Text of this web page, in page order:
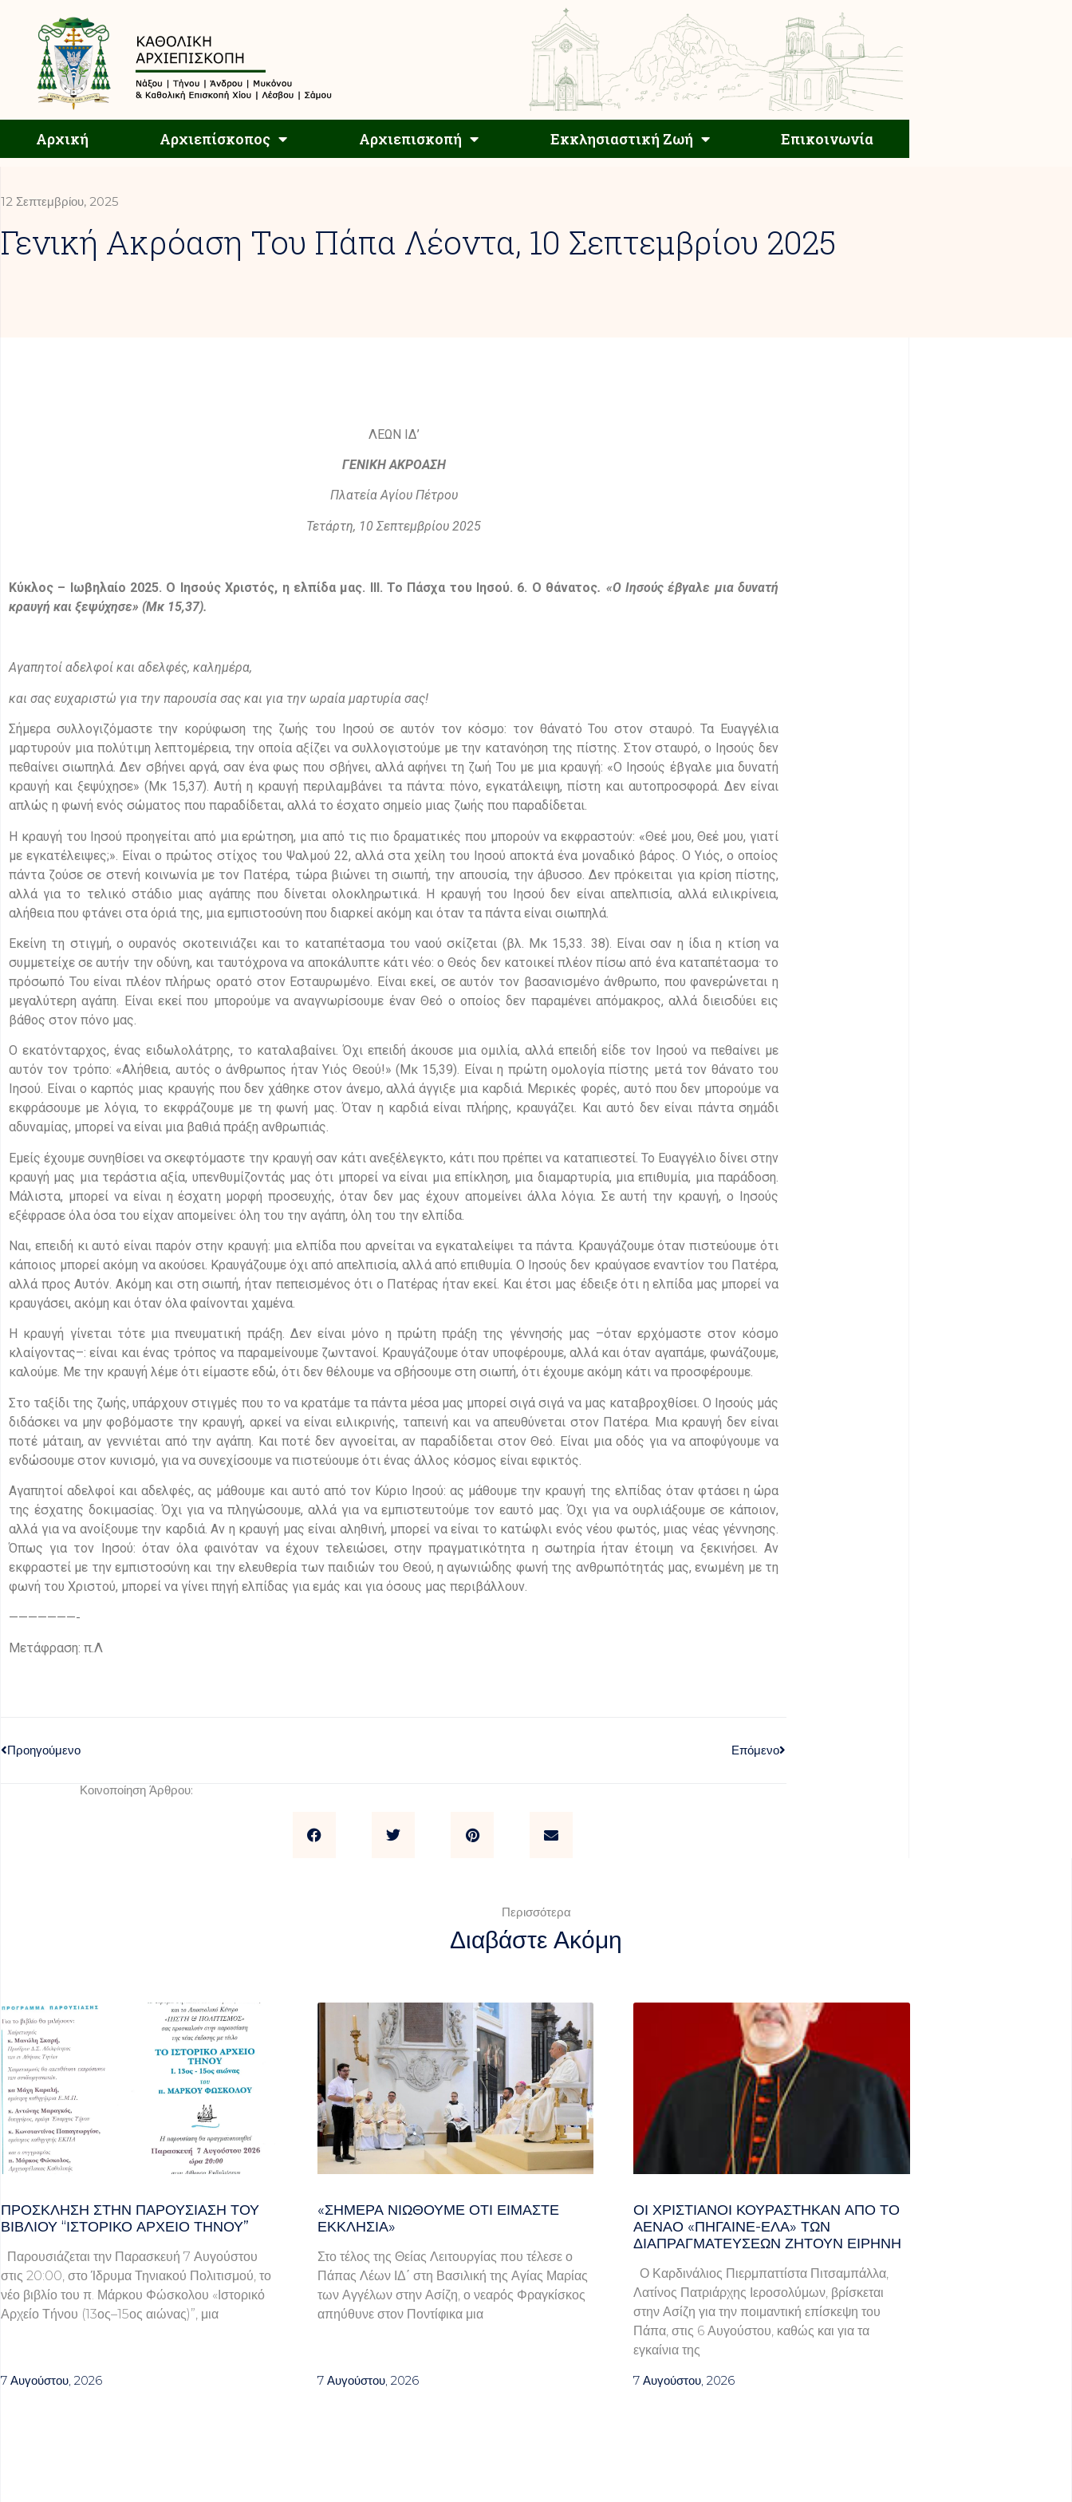
Αρχική Αρχιεπίσκοπος Αρχιεπισκοπή Εκκλησιαστική Ζωή Επικοινωνία
Αρχιεπισκοπή Εκκλησιαστική Ζωή Επικοινωνία
12 Σεπτεμβρίου, 2025
Γενική Ακρόαση Του Πάπα Λέοντα, 10 Σεπτεμβρίου 2025
ΛΕΩΝ ΙΔ’
ΓΕΝΙΚΗ ΑΚΡΟΑΣΗ
Πλατεία Αγίου Πέτρου
Τετάρτη, 10 Σεπτεμβρίου 2025
Κύκλος – Ιωβηλαίο 2025. Ο Ιησούς Χριστός, η ελπίδα μας. IΙΙ. Το Πάσχα του Ιησού. 6. Ο θάνατος. «Ο Ιησούς έβγαλε μια δυνατή
κραυγή και ξεψύχησε» (Μκ 15,37).
Αγαπητοί αδελφοί και αδελφές, καλημέρα,
και σας ευχαριστώ για την παρουσία σας και για την ωραία μαρτυρία σας!
Σήμερα συλλογιζόμαστε την κορύφωση της ζωής του Ιησού σε αυτόν τον κόσμο: τον θάνατό Του στον σταυρό. Τα Ευαγγέλια
μαρτυρούν μια πολύτιμη λεπτομέρεια, την οποία αξίζει να συλλογιστούμε με την κατανόηση της πίστης. Στον σταυρό, ο Ιησούς δεν
πεθαίνει σιωπηλά. Δεν σβήνει αργά, σαν ένα φως που σβήνει, αλλά αφήνει τη ζωή Του με μια κραυγή: «Ο Ιησούς έβγαλε μια δυνατή
κραυγή και ξεψύχησε» (Μκ 15,37). Αυτή η κραυγή περιλαμβάνει τα πάντα: πόνο, εγκατάλειψη, πίστη και αυτοπροσφορά. Δεν είναι
απλώς η φωνή ενός σώματος που παραδίδεται, αλλά το έσχατο σημείο μιας ζωής που παραδίδεται.
Η κραυγή του Ιησού προηγείται από μια ερώτηση, μια από τις πιο δραματικές που μπορούν να εκφραστούν: «Θεέ μου, Θεέ μου, γιατί
με εγκατέλειψες;». Είναι ο πρώτος στίχος του Ψαλμού 22, αλλά στα χείλη του Ιησού αποκτά ένα μοναδικό βάρος. Ο Υιός, ο οποίος
πάντα ζούσε σε στενή κοινωνία με τον Πατέρα, τώρα βιώνει τη σιωπή, την απουσία, την άβυσσο. Δεν πρόκειται για κρίση πίστης,
αλλά για το τελικό στάδιο μιας αγάπης που δίνεται ολοκληρωτικά. Η κραυγή του Ιησού δεν είναι απελπισία, αλλά ειλικρίνεια,
αλήθεια που φτάνει στα όριά της, μια εμπιστοσύνη που διαρκεί ακόμη και όταν τα πάντα είναι σιωπηλά.
Εκείνη τη στιγμή, ο ουρανός σκοτεινιάζει και το καταπέτασμα του ναού σκίζεται (βλ. Μκ 15,33. 38). Είναι σαν η ίδια η κτίση να
συμμετείχε σε αυτήν την οδύνη, και ταυτόχρονα να αποκάλυπτε κάτι νέο: ο Θεός δεν κατοικεί πλέον πίσω από ένα καταπέτασμα· το
πρόσωπό Του είναι πλέον πλήρως ορατό στον Εσταυρωμένο. Είναι εκεί, σε αυτόν τον βασανισμένο άνθρωπο, που φανερώνεται η
μεγαλύτερη αγάπη. Είναι εκεί που μπορούμε να αναγνωρίσουμε έναν Θεό ο οποίος δεν παραμένει απόμακρος, αλλά διεισδύει εις
βάθος στον πόνο μας.
Ο εκατόνταρχος, ένας ειδωλολάτρης, το καταλαβαίνει. Όχι επειδή άκουσε μια ομιλία, αλλά επειδή είδε τον Ιησού να πεθαίνει με
αυτόν τον τρόπο: «Αλήθεια, αυτός ο άνθρωπος ήταν Υιός Θεού!» (Μκ 15,39). Είναι η πρώτη ομολογία πίστης μετά τον θάνατο του
Ιησού. Είναι ο καρπός μιας κραυγής που δεν χάθηκε στον άνεμο, αλλά άγγιξε μια καρδιά. Μερικές φορές, αυτό που δεν μπορούμε να
εκφράσουμε με λόγια, το εκφράζουμε με τη φωνή μας. Όταν η καρδιά είναι πλήρης, κραυγάζει. Και αυτό δεν είναι πάντα σημάδι
αδυναμίας, μπορεί να είναι μια βαθιά πράξη ανθρωπιάς.
Εμείς έχουμε συνηθίσει να σκεφτόμαστε την κραυγή σαν κάτι ανεξέλεγκτο, κάτι που πρέπει να καταπιεστεί. Το Ευαγγέλιο δίνει στην
κραυγή μας μια τεράστια αξία, υπενθυμίζοντάς μας ότι μπορεί να είναι μια επίκληση, μια διαμαρτυρία, μια επιθυμία, μια παράδοση.
Μάλιστα, μπορεί να είναι η έσχατη μορφή προσευχής, όταν δεν μας έχουν απομείνει άλλα λόγια. Σε αυτή την κραυγή, ο Ιησούς
εξέφρασε όλα όσα του είχαν απομείνει: όλη του την αγάπη, όλη του την ελπίδα.
Ναι, επειδή κι αυτό είναι παρόν στην κραυγή: μια ελπίδα που αρνείται να εγκαταλείψει τα πάντα. Κραυγάζουμε όταν πιστεύουμε ότι
κάποιος μπορεί ακόμη να ακούσει. Κραυγάζουμε όχι από απελπισία, αλλά από επιθυμία. Ο Ιησούς δεν κραύγασε εναντίον του Πατέρα,
αλλά προς Αυτόν. Ακόμη και στη σιωπή, ήταν πεπεισμένος ότι ο Πατέρας ήταν εκεί. Και έτσι μας έδειξε ότι η ελπίδα μας μπορεί να
κραυγάσει, ακόμη και όταν όλα φαίνονται χαμένα.
Η κραυγή γίνεται τότε μια πνευματική πράξη. Δεν είναι μόνο η πρώτη πράξη της γέννησής μας –όταν ερχόμαστε στον κόσμο
κλαίγοντας–: είναι και ένας τρόπος να παραμείνουμε ζωντανοί. Κραυγάζουμε όταν υποφέρουμε, αλλά και όταν αγαπάμε, φωνάζουμε,
καλούμε. Με την κραυγή λέμε ότι είμαστε εδώ, ότι δεν θέλουμε να σβήσουμε στη σιωπή, ότι έχουμε ακόμη κάτι να προσφέρουμε.
Στο ταξίδι της ζωής, υπάρχουν στιγμές που το να κρατάμε τα πάντα μέσα μας μπορεί σιγά σιγά να μας καταβροχθίσει. Ο Ιησούς μάς
διδάσκει να μην φοβόμαστε την κραυγή, αρκεί να είναι ειλικρινής, ταπεινή και να απευθύνεται στον Πατέρα. Μια κραυγή δεν είναι
ποτέ μάταιη, αν γεννιέται από την αγάπη. Και ποτέ δεν αγνοείται, αν παραδίδεται στον Θεό. Είναι μια οδός για να αποφύγουμε να
ενδώσουμε στον κυνισμό, για να συνεχίσουμε να πιστεύουμε ότι ένας άλλος κόσμος είναι εφικτός.
Αγαπητοί αδελφοί και αδελφές, ας μάθουμε και αυτό από τον Κύριο Ιησού: ας μάθουμε την κραυγή της ελπίδας όταν φτάσει η ώρα
της έσχατης δοκιμασίας. Όχι για να πληγώσουμε, αλλά για να εμπιστευτούμε τον εαυτό μας. Όχι για να ουρλιάξουμε σε κάποιον,
αλλά για να ανοίξουμε την καρδιά. Αν η κραυγή μας είναι αληθινή, μπορεί να είναι το κατώφλι ενός νέου φωτός, μιας νέας γέννησης.
Όπως για τον Ιησού: όταν όλα φαινόταν να έχουν τελειώσει, στην πραγματικότητα η σωτηρία ήταν έτοιμη να ξεκινήσει. Αν
εκφραστεί με την εμπιστοσύνη και την ελευθερία των παιδιών του Θεού, η αγωνιώδης φωνή της ανθρωπότητάς μας, ενωμένη με τη
φωνή του Χριστού, μπορεί να γίνει πηγή ελπίδας για εμάς και για όσους μας περιβάλλουν.
———————-
Μετάφραση: π.Λ
Προηγούμενο Επόμενο
Κοινοποίηση Άρθρου:
Περισσότερα
Διαβάστε Ακόμη
ΠΡΌΣΚΛΗΣΗ ΣΤΗΝ ΠΑΡΟΥΣΊΑΣΗ ΤΟΥ
ΒΙΒΛΊΟΥ “ΙΣΤΟΡΙΚΌ ΑΡΧΕΊΟ ΤΉΝΟΥ”
Παρουσιάζεται την Παρασκευή 7 Αυγούστου
στις 20:00, στο Ίδρυμα Τηνιακού Πολιτισμού, το
νέο βιβλίο του π. Μάρκου Φώσκολου «Ιστορικό
Αρχείο Τήνου (13ος–15ος αιώνας)”, μια
7 Αυγούστου, 2026
«ΣΉΜΕΡΑ ΝΙΏΘΟΥΜΕ ΌΤΙ ΕΊΜΑΣΤΕ
ΕΚΚΛΗΣΊΑ»
Στο τέλος της Θείας Λειτουργίας που τέλεσε ο
Πάπας Λέων ΙΔ΄ στη Βασιλική της Αγίας Μαρίας
των Αγγέλων στην Ασίζη, ο νεαρός Φραγκίσκος
απηύθυνε στον Ποντίφικα μια
7 Αυγούστου, 2026
ΟΙ ΧΡΙΣΤΙΑΝΟΊ ΚΟΥΡΆΣΤΗΚΑΝ ΑΠΌ ΤΟ
ΑΈΝΑΟ «ΠΉΓΑΙΝΕ-ΈΛΑ» ΤΩΝ
ΔΙΑΠΡΑΓΜΑΤΕΎΣΕΩΝ ΖΗΤΟΎΝ ΕΙΡΉΝΗ
Ο Καρδινάλιος Πιερμπαττίστα Πιτσαμπάλλα,
Λατίνος Πατριάρχης Ιεροσολύμων, βρίσκεται
στην Ασίζη για την ποιμαντική επίσκεψη του
Πάπα, στις 6 Αυγούστου, καθώς και για τα
εγκαίνια της
7 Αυγούστου, 2026